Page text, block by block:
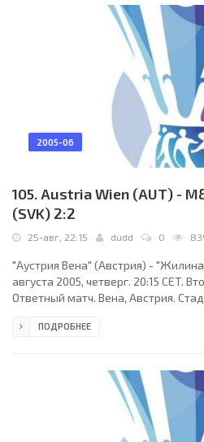
Мартин Джилс, Ричард Картер,
Эванс, Ричард Кеннеди, Марк
2005-06
105. Austria Wien (AUT) -
(SVK) 2:2
25-авг, 22:15 dudd 0
"Аустрия Вена" (Австрия) -
августа 2005, четверг. 20:15 CET.
Ответный матч. Вена, Австрия.
Ханнес Рейнвальд (Эстония), Рейн
Радомски, Филип Шебо (Либор
(Сигурд Рушфельдт, 46), Дидье
ПОДРОБНЕЕ